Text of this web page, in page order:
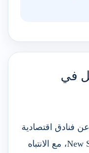
في
فنادق اقتصادية
في وسط المدينة أو قرب New Street، مع الانتباه